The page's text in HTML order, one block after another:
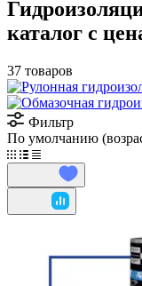
каталог с
37 товаров
Фильтр
По умолчанию